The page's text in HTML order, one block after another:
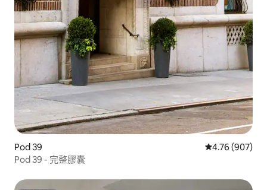
Pod 39 從 907 則評價
4.76 (907)
Pod 39 - 完整膠囊